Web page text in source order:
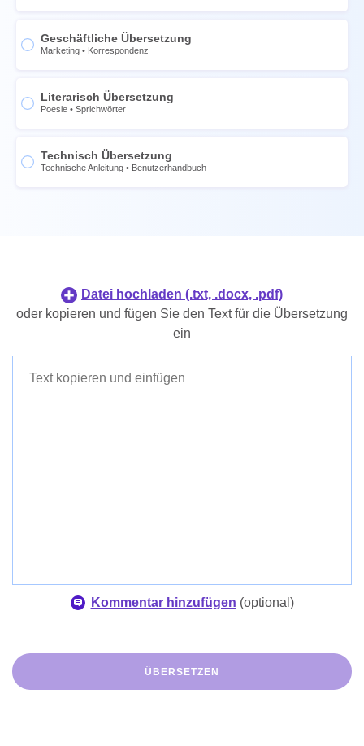
Chinesisch
Thai
Portugiesisch
Dänisch
Französisch
Norwegisch
Thai
Philippinisch
Indonesisch
Dänisch
Finnisch
Geschäftliche Übersetzung
Marketing • Korrespondenz
Literarisch Übersetzung
Poesie • Sprichwörter
Technisch Übersetzung
Technische Anleitung • Benutzerhandbuch
Datei hochladen (.txt, .docx, .pdf)
oder kopieren und fügen Sie den Text für die Übersetzung
ein
Kommentar hinzufügen (optional )
ÜBERSETZEN